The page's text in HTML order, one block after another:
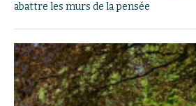
abattre les murs de la pensée